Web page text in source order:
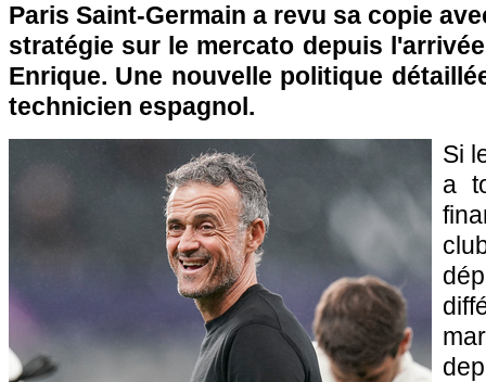
Paris Saint-Germain a revu sa copie
stratégie sur le mercato depuis
Enrique. Une nouvelle politique
technicien espagnol.
Si
a